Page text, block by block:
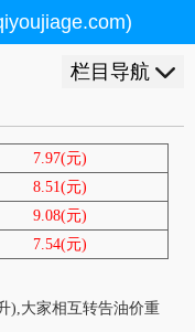
栏目导航
7.97(元)
8.51(元)
9.08(元)
7.54(元)
),大家相互转告油价重